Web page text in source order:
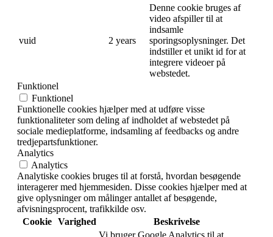
vuid 2 years
Denne cookie bruges af
video afspiller til at
indsamle
sporingsoplysninger. Det
indstiller et unikt id for at
integrere videoer på
webstedet.
Funktionel
Funktionel
Funktionelle cookies hjælper med at udføre visse
funktionaliteter som deling af indholdet af webstedet på
sociale medieplatforme, indsamling af feedbacks og andre
tredjepartsfunktioner.
Analytics
Analytics
Analytiske cookies bruges til at forstå, hvordan besøgende
interagerer med hjemmesiden. Disse cookies hjælper med at
give oplysninger om målinger antallet af besøgende,
afvisningsprocent, trafikkilde osv.
Cookie Varighed
Beskrivelse
Vi bruger Google Analytics til at